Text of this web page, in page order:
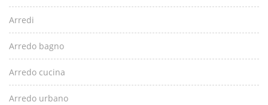
Arredi
Arredo bagno
Arredo cucina
Arredo urbano